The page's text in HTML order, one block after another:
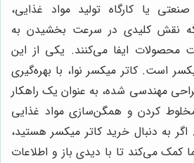
یا کارگاه تولید مواد غذایی،
که نقش کلیدی در سرعت بخشیدن به
محصولات ایفا می‌کنند. یکی از این
است. کاتر میکسر نوا، با بهره‌گیری
مهندسی شده، به عنوان یک راهکار
کردن و همگن‌سازی مواد غذایی
به دنبال خرید کاتر میکسر هستید،
کمک می‌کند تا با دیدی باز و اطلاعات